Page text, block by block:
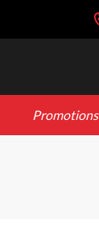
Promotions